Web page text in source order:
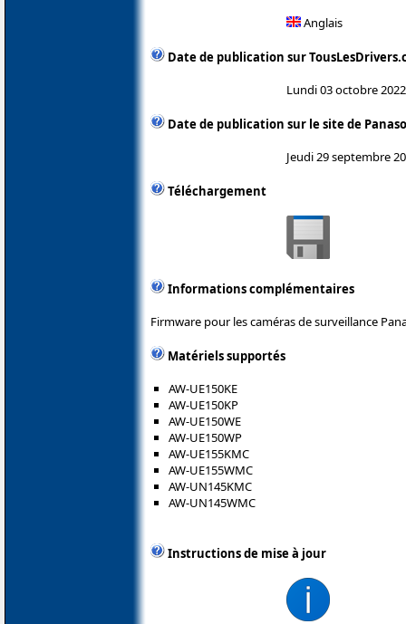
Anglais
Date de publication sur
Lundi 03 octobre 2022
Date de publication sur le site de
Jeudi 29 septembre
Téléchargement
Informations complémentaires
Firmware pour les caméras de surveillance
Matériels supportés
AW-UE150KE
AW-UE150KP
AW-UE150WE
AW-UE150WP
AW-UE155KMC
AW-UE155WMC
AW-UN145KMC
AW-UN145WMC
Instructions de mise à jour